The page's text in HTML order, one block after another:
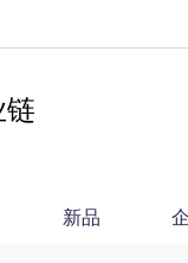
链
新品